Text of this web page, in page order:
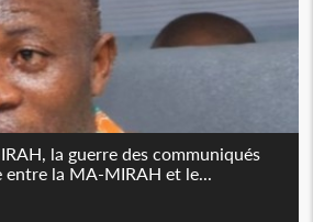
la guerre des communiqués
entre la MA-MIRAH et le...